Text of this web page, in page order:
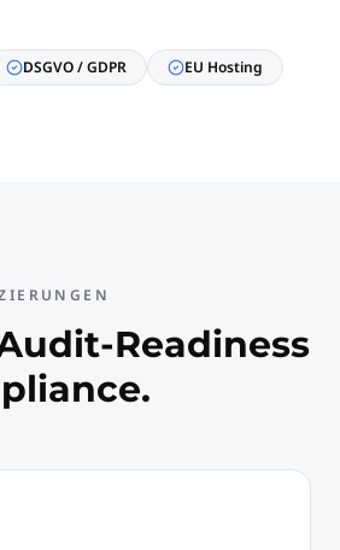
DSGVO / GDPR EU Hosting
Readiness